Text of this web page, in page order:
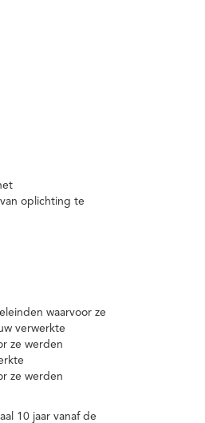
oplichting te
waarvoor ze
verwerkte
ze werden
ze werden
10 jaar vanaf de